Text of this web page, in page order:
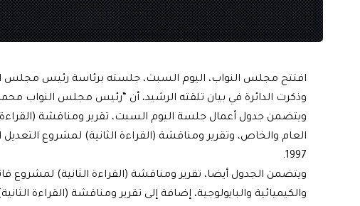
افتتح مجلس النواب، اليوم السبت، جلسته برئاسة رئيس مجلس
وذكرت الدائرة في بيان تلقته الرشيد، أن “رئيس مجلس النواب محمد
ويتضمن جدول أعمال جلسة اليوم السبت، تقرير ومناقشة
1997.
ويتضمن الجدول أيضا، تقرير ومناقشة (القراءة الثانية) لمشروع
والكيميائية والبايولوجية، إضافة إلى تقرير ومناقشة (القراءة